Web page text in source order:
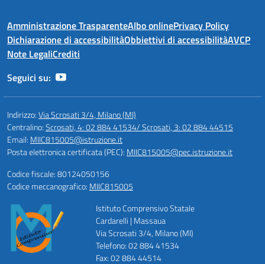
Amministrazione TrasparenteAlbo onlinePrivacy Policy
Dichiarazione di accessibilitàObbiettivi di accessibilitàAVCP
Note LegaliCrediti
Seguici su:
Indirizzo:Via Scrosati 3/4, Milano (MI)
Centralino:Scrosati, 4: 02 884 41534/ Scrosati, 3: 02 884 44515
Email: MIIC815005@istruzione.it
Posta elettronica certificata (PEC): MIIC815005@pec.istruzione.it
Codice fiscale: 80124050156
Codice meccanografico: MIIC815005
Istituto Comprensivo Statale
Cardarelli | Massaua
Via Scrosati 3/4, Milano (MI)
Telefono: 02 884 41534
Fax: 02 884 44514